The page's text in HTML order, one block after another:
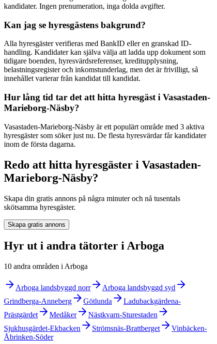
kandidater. Ingen prenumeration, inga dolda avgifter.
Kan jag se hyresgästens bakgrund?
Alla hyresgäster verifieras med BankID eller en granskad ID-
handling. Kandidater kan själva välja att ladda upp dokument som
tidigare boenden, hyresvärdsreferenser, kreditupplysning,
belastningsregister och inkomstunderlag, men det är frivilligt, så
innehållet varierar från kandidat till kandidat.
Hur lång tid tar det att hitta hyresgäst i Vasastaden-
Marieborg-Näsby?
Vasastaden-Marieborg-Näsby är ett populärt område med 3 aktiva
hyresgäster som söker just nu. De flesta hyresvärdar får kandidater
inom de första dagarna.
Redo att hitta hyresgäster i Vasastaden-
Marieborg-Näsby?
Skapa din gratis annons på några minuter och nå tusentals
skötsamma hyresgäster.
Skapa gratis annons
Hyr ut i andra tätorter i Arboga
10 andra områden i Arboga
Arboga landsbyggd norr
Arboga landsbyggd syd
Grindberga-Anneberg
Götlunda
Ladubackgärdena-
Prästgärdet
Medåker
Nästkvarn-Sturestaden
Sjukhusgärdet-Ekbacken
Strömsnäs-Brattberget
Vinbäcken-
Åbrinken-Söder